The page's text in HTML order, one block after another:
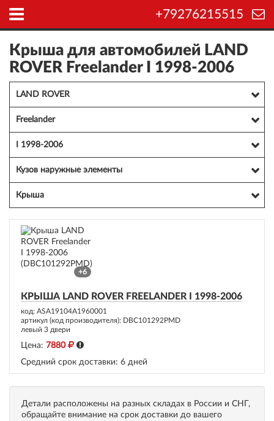
+79276215515
Крыша для автомобилей LAND
ROVER Freelander I 1998-2006
LAND ROVER
Freelander
I 1998-2006
Кузов наружные элементы
Крыша
+6
КРЫША LAND ROVER FREELANDER I 1998-2006
код: ASA19104A1960001
артикул (код производителя): DBC101292PMD
левый 3 двери
Цена: 7880
Средний срок доставки: 6 дней
Детали расположены на разных складах в России и СНГ,
обращайте внимание на срок доставки до вашего